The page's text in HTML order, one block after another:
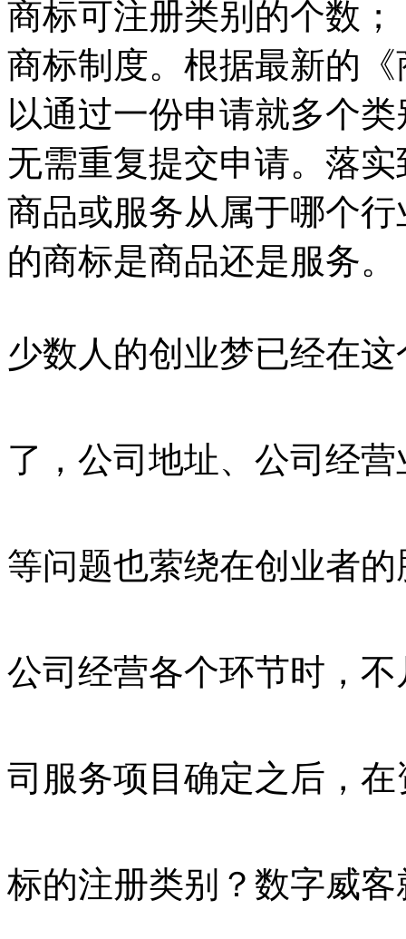
商标可注册类别的个数
商标制度。根据最新的
以通过一份申请就多个
无需重复提交申请。落
商品或服务从属于哪个
的商标是商品还是服务。
少数人的创业梦已经在
了，公司地址、公司经
等问题也萦绕在创业者
公司经营各个环节时，
司服务项目确定之后，
标的注册类别？数字威